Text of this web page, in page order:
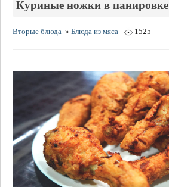
Куриные ножки в панировке
Вторые блюда » Блюда из мяса 1525